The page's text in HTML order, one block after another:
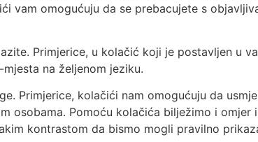
vam omogućuju da se prebacujete s
Primjerice, u kolačić koji je postavljen u
na željenom jeziku.
Primjerice, kolačići nam omogućuju da
osobama. Pomoću kolačića bilježimo i omjer i
kontrastom da bismo mogli pravilno